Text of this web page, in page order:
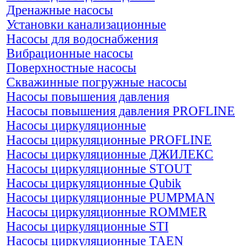
Дренажные насосы
Установки канализационные
Насосы для водоснабжения
Вибрационные насосы
Поверхностные насосы
Скважинные погружные насосы
Насосы повышения давления
Насосы повышения давления PROFLINE
Насосы циркуляционные
Насосы циркуляционные PROFLINE
Насосы циркуляционные ДЖИЛЕКС
Насосы циркуляционные STOUT
Насосы циркуляционные Qubik
Насосы циркуляционные PUMPMAN
Насосы циркуляционные ROMMER
Насосы циркуляционные STI
Насосы циркуляционные TAEN